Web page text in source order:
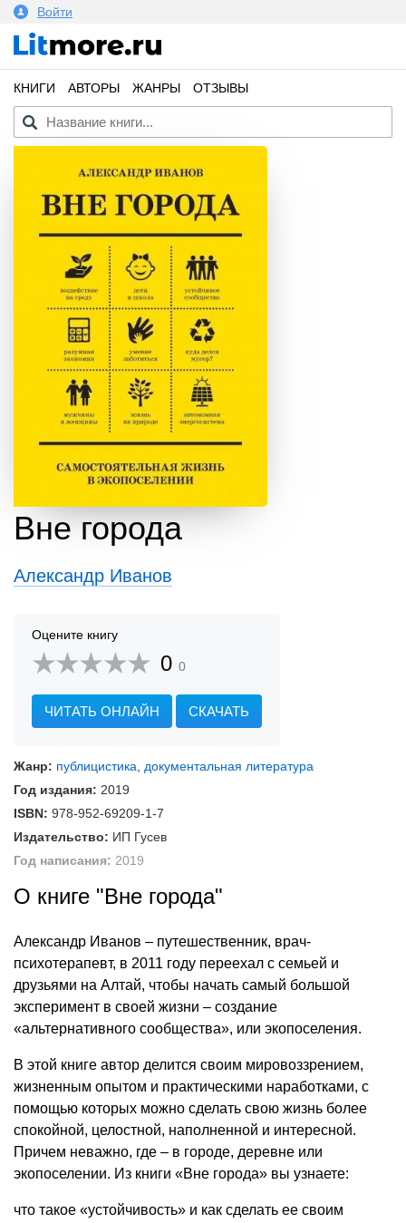
Войти
КНИГИ АВТОРЫ ЖАНРЫ ОТЗЫВЫ
Вне города
Александр Иванов
Оцените книгу
0 0
ЧИТАТЬ ОНЛАЙН СКАЧАТЬ
Жанр: публицистика, документальная литература
Год издания: 2019
ISBN: 978-952-69209-1-7
Издательство: ИП Гусев
Год написания: 2019
О книге "Вне города"
Александр Иванов – путешественник, врач-
психотерапевт, в 2011 году переехал с семьей и
друзьями на Алтай, чтобы начать самый большой
эксперимент в своей жизни – создание
«альтернативного сообщества», или экопоселения.
В этой книге автор делится своим мировоззрением,
жизненным опытом и практическими наработками, с
помощью которых можно сделать свою жизнь более
спокойной, целостной, наполненной и интересной.
Причем неважно, где – в городе, деревне или
экопоселении. Из книги «Вне города» вы узнаете:
что такое «устойчивость» и как сделать ее своим